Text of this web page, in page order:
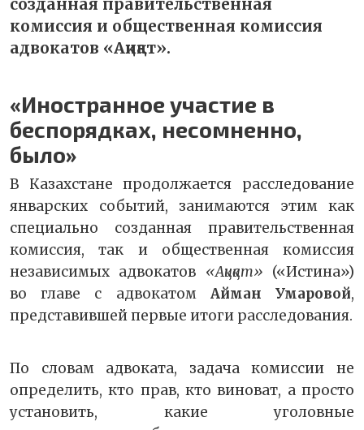
комиссия и общественная комиссия
адвокатов «Ақиқат».
«Иностранное участие в
беспорядках, несомненно,
было»
В Казахстане продолжается расследование
январских событий, занимаются этим как
специально созданная правительственная
комиссия, так и общественная комиссия
независимых адвокатов «Ақиқат» («Истина»)
во главе с адвокатом Айман Умаровой,
представившей первые итоги расследования.
По словам адвоката, задача комиссии не
определить, кто прав, кто виноват, а просто
установить, какие уголовные